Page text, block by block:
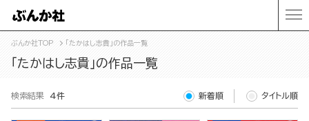
ぶんか社TOP 「たかはし志貴」の作品一覧
「たかはし志貴」の作品一覧
検索結果 4件 新着順 タイトル順